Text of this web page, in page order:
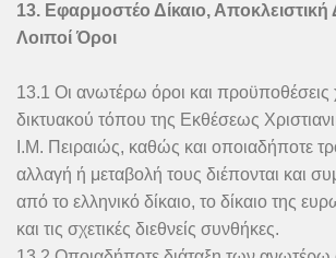
13. Εφαρμοστέο Δίκαιο, Αποκλειστική
Λοιποί Όροι
13.1 Οι ανωτέρω όροι και προϋποθέσεις
δικτυακού τόπου της Εκθέσεως
Ι.Μ. Πειραιώς, καθώς και οποιαδήποτε
αλλαγή ή μεταβολή τους διέπονται και
από το ελληνικό δίκαιο, το δίκαιο της
και τις σχετικές διεθνείς συνθήκες.